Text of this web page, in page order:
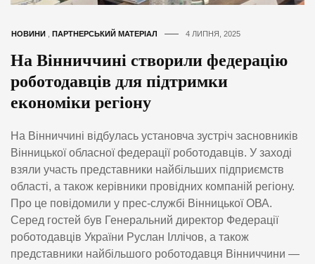
НОВИНИ ПАРТНЕРСЬКИЙ МАТЕРІАЛ 4 ЛИПНЯ, 2025
На Вінниччині створили федерацію
роботодавців для підтримки
економіки регіону
На Вінниччині відбулась установча зустріч засновників
Вінницької обласної федерації роботодавців. У заході
взяли участь представники найбільших підприємств
області, а також керівники провідних компаній регіону.
Про це повідомили у прес-службі Вінницької ОВА.
Серед гостей був Генеральний директор Федерації
роботодавців України Руслан Іллічов, а також
представники найбільшого роботодавця Вінниччини —